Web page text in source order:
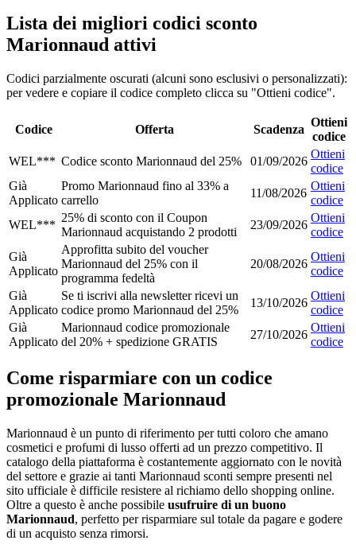
Lista dei migliori codici sconto
Marionnaud attivi
Codici parzialmente oscurati (alcuni sono esclusivi o personalizzati):
per vedere e copiare il codice completo clicca su "Ottieni codice".
Codice Offerta Scadenza
Ottieni
codice
WEL*** Codice sconto Marionnaud del 25% 01/09/2026
Ottieni
codice
Già
Applicato
Promo Marionnaud fino al 33% a
carrello
11/08/2026
Ottieni
codice
WEL***
25% di sconto con il Coupon
Marionnaud acquistando 2 prodotti
23/09/2026
Ottieni
codice
Già
Applicato
Approfitta subito del voucher
Marionnaud del 25% con il
programma fedeltà
20/08/2026
Ottieni
codice
Già
Applicato
Se ti iscrivi alla newsletter ricevi un
codice promo Marionnaud del 25%
13/10/2026
Ottieni
codice
Già
Applicato
Marionnaud codice promozionale
del 20% + spedizione GRATIS
27/10/2026
Ottieni
codice
Come risparmiare con un codice
promozionale Marionnaud
Marionnaud è un punto di riferimento per tutti coloro che amano
cosmetici e profumi di lusso offerti ad un prezzo competitivo. Il
catalogo della piattaforma è costantemente aggiornato con le novità
del settore e grazie ai tanti Marionnaud sconti sempre presenti nel
sito ufficiale è difficile resistere al richiamo dello shopping online.
Oltre a questo è anche possibile usufruire di un buono
Marionnaud, perfetto per risparmiare sul totale da pagare e godere
di un acquisto senza rimorsi.